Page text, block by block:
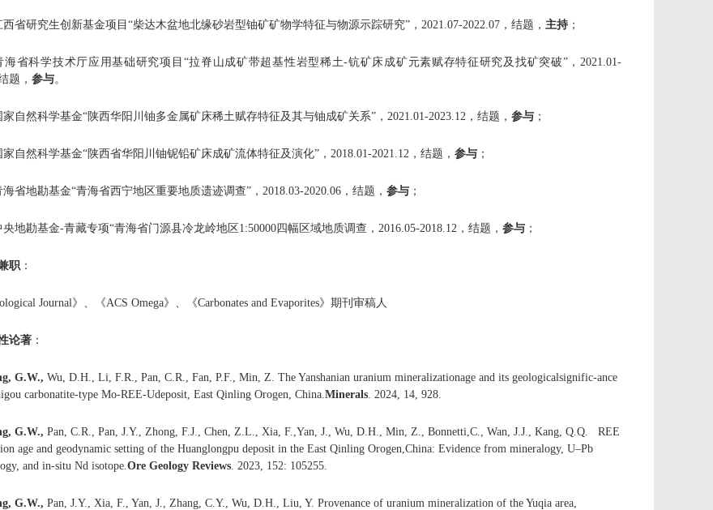
西省研究生创新基金项目“柴达木盆地北缘砂岩型铀矿矿物学特征与物源示踪研究”，2021.07-2022.07，结题， 主持 ；
海省科学技术厅应用基础研究项目“拉脊山成矿带超基性岩型稀土-钪矿床成矿元素赋存特征研究及找矿突破”，2021.01-
题， 参与。
家自然科学基金“陕西华阳川铀多金属矿床稀土赋存特征及其与铀成矿关系”，2021.01-2023.12，结题， 参与 ；
家自然科学基金“陕西省华阳川铀铌铅矿床成矿流体特征及演化”，2018.01-2021.12，结题， 参与 ；
海省地勘基金“青海省西宁地区重要地质遗迹调查”，2018.03-2020.06，结题， 参与 ；
央地勘基金-青藏专项“青海省门源县冷龙岭地区1:50000四幅区域地质调查，2016.05-2018.12，结题， 参与 ；
职 ：
Journal》、《ACS Omega》、《Carbonates and Evaporites》期刊审稿人
论著 ：
, G.W., Wu, D.H., Li, F.R., Pan, C.R., Fan, P.F., Min, Z. The Yanshanian uranium mineralizationage and its geologicalsignific-ance
carbonatite-type Mo-REE-Udeposit, East Qinling Orogen, China.Minerals. 2024, 14, 928.
, G.W., Pan, C.R., Pan, J.Y., Zhong, F.J., Chen, Z.L., Xia, F.,Yan, J., Wu, D.H., Min, Z., Bonnetti,C., Wan, J.J., Kang, Q.Q. REE
age and geodynamic setting of the Huanglongpu deposit in the East Qinling Orogen,China: Evidence from mineralogy, U–Pb
and in-situ Nd isotope.Ore Geology Reviews. 2023, 152: 105255.
, G.W., Pan, J.Y., Xia, F., Yan, J., Zhang, C.Y., Wu, D.H., Liu, Y. Provenance of uranium mineralization of the Yuqia area,